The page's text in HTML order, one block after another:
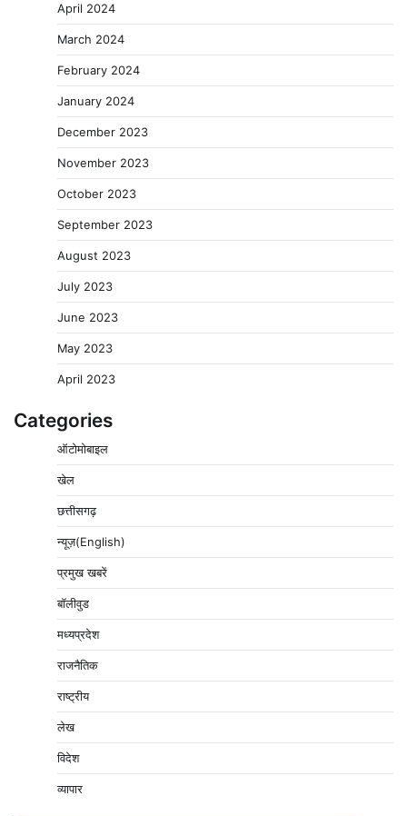
April 2024
March 2024
February 2024
January 2024
December 2023
November 2023
October 2023
September 2023
August 2023
July 2023
June 2023
May 2023
April 2023
Categories
ऑटोमोबाइल
खेल
छत्तीसगढ़
न्यूज़(English)
प्रमुख खबरें
बॉलीवुड
मध्यप्रदेश
राजनैतिक
राष्ट्रीय
लेख
विदेश
व्यापार